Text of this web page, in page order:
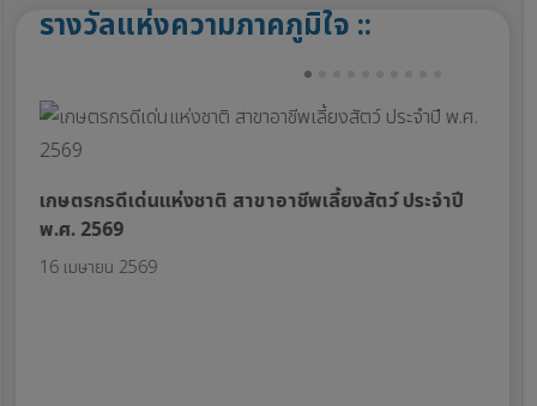
รางวัลแห่งความภาคภูมิใจ ::
เกษตรกรดีเด่นแห่งชาติ สาขาอาชีพเลี้ยงสัตว์ ประจำปี
พ.ศ. 2569
16 เมษายน 2569